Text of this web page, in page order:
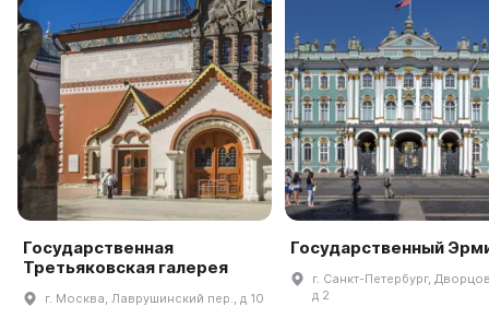
Государственная
Третьяковская галерея
г. Москва, Лаврушинский пер., д 10
Государственный
г. Санкт-Петербург,
д 2